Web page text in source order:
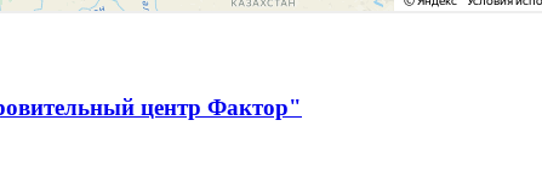
центр Фактор"